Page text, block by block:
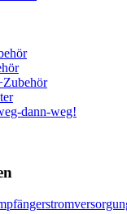
dann-weg!